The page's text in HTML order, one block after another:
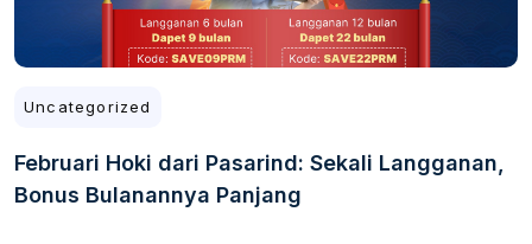
Uncategorized
Februari Hoki dari Pasarind: Sekali Langganan,
Bonus Bulanannya Panjang